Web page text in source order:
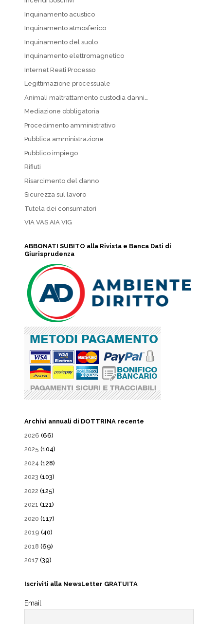
Inquinamento acustico
Inquinamento atmosferico
Inquinamento del suolo
Inquinamento elettromagnetico
Internet Reati Processo
Legittimazione processuale
Animali maltrattamento custodia danni…
Mediazione obbligatoria
Procedimento amministrativo
Pubblica amministrazione
Pubblico impiego
Rifiuti
Risarcimento del danno
Sicurezza sul lavoro
Tutela dei consumatori
VIA VAS AIA VIG
ABBONATI SUBITO alla Rivista e Banca Dati di
Giurisprudenza
Archivi annuali di DOTTRINA recente
2026 (66)
2025 (104)
2024 (128)
2023 (103)
2022 (125)
2021 (121)
2020 (117)
2019 (40)
2018 (69)
2017 (39)
Iscriviti alla NewsLetter GRATUITA
Email